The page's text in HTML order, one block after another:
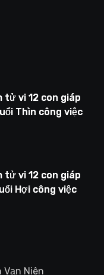
tử vi 12 con giáp
Thìn công việc
tử vi 12 con giáp
Hợi công việc
Vạn Niên